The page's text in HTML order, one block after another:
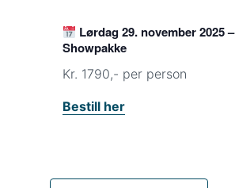
Lørdag 29. november 2025 –
Showpakke
Kr. 1790,- per person
Bestill her